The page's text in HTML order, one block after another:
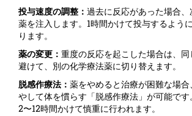
投与速度の調整： 過去に反応があった場合、
薬を注入します。1時間かけて投与するよう
ります。
薬の変更： 重度の反応を起こした場合は、
避けて、別の化学療法薬に切り替えます。
脱感作療法： 薬をやめると治療が困難な場
やして体を慣らす「脱感作療法」が可能で
2〜12時間かけて慎重に行われます。